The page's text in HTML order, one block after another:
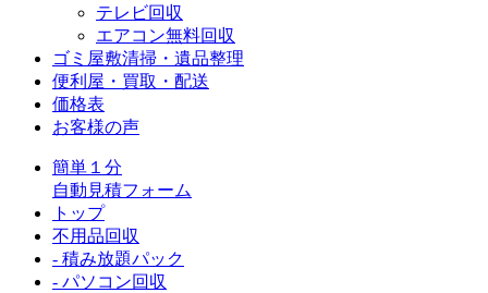
テレビ回収
エアコン無料回収
ゴミ屋敷清掃・遺品整理
便利屋・買取・配送
価格表
お客様の声
簡単１分
自動見積フォーム
トップ
不用品回収
- 積み放題パック
- パソコン回収